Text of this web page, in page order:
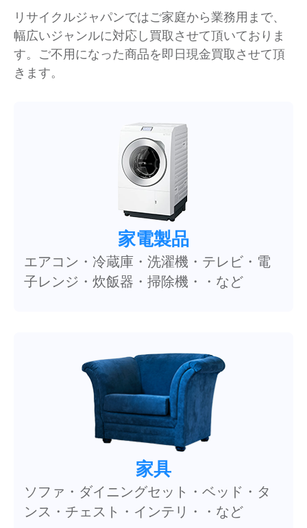
リサイクルジャパンではご家庭から業務用まで、
幅広いジャンルに対応し買取させて頂いておりま
す。ご不用になった商品を即日現金買取させて頂
きます。
家電製品
エアコン・冷蔵庫・洗濯機・テレビ・電
子レンジ・炊飯器・掃除機・・など
家具
ソファ・ダイニングセット・ベッド・タ
ンス・チェスト・インテリ・・など